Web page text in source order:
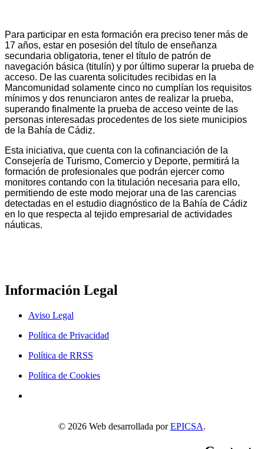
Para participar en esta formación era preciso tener más de
17 años, estar en posesión del título de enseñanza
secundaria obligatoria, tener el título de patrón de
navegación básica (titulín) y por último superar la prueba de
acceso. De las cuarenta solicitudes recibidas en la
Mancomunidad solamente cinco no cumplían los requisitos
mínimos y dos renunciaron antes de realizar la prueba,
superando finalmente la prueba de acceso veinte de las
personas interesadas procedentes de los siete municipios
de la Bahía de Cádiz.
Esta iniciativa, que cuenta con la cofinanciación de la
Consejería de Turismo, Comercio y Deporte, permitirá la
formación de profesionales que podrán ejercer como
monitores contando con la titulación necesaria para ello,
permitiendo de este modo mejorar una de las carencias
detectadas en el estudio diagnóstico de la Bahía de Cádiz
en lo que respecta al tejido empresarial de actividades
náuticas.
Información Legal
Aviso Legal
Política de Privacidad
Política de RRSS
Política de Cookies
© 2026 Web desarrollada porEPICSA.